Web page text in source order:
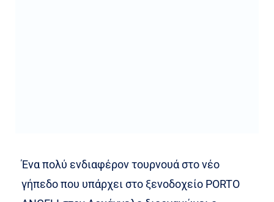
Ένα πολύ ενδιαφέρον τουρνουά στο νέο
γήπεδο που υπάρχει στο ξενοδοχείο PORTO